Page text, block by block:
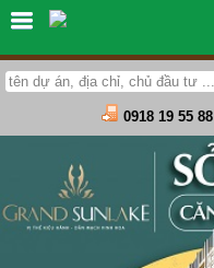
0918 19 55 88